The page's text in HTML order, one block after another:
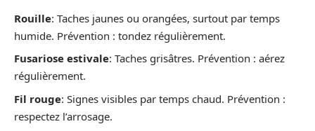
Rouille: Taches jaunes ou orangées, surtout par temps
humide. Prévention : tondez régulièrement.
Fusariose estivale: Taches grisâtres. Prévention : aérez
régulièrement.
Fil rouge: Signes visibles par temps chaud. Prévention :
respectez l’arrosage.